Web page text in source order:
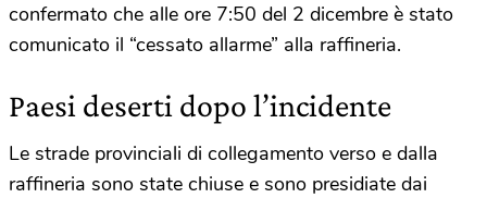
confermato che alle ore 7:50 del 2 dicembre è stato
comunicato il “cessato allarme” alla raffineria.
Paesi deserti dopo l’incidente
Le strade provinciali di collegamento verso e dalla
raffineria sono state chiuse e sono presidiate dai